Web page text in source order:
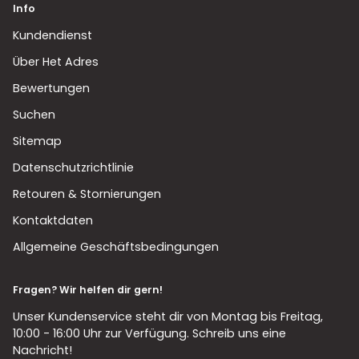
Info
Kundendienst
Über Het Adres
Bewertungen
Suchen
Sitemap
Datenschutzrichtlinie
Retouren & Stornierungen
Kontaktdaten
Allgemeine Geschäftsbedingungen
Fragen? Wir helfen dir gern!
Unser Kundenservice steht dir von Montag bis Freitag,
10:00 - 16:00 Uhr zur Verfügung. Schreib uns eine
Nachricht!